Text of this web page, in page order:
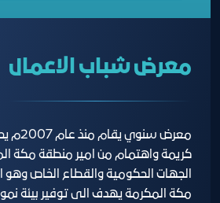
معرض شباب الاعمال
معرض سنوي
كريمة واهتمام من امير منطقة مكة
الجهات الحكومية والقطاع الخاص وهو
مكة المكرمة يهدف الى توفير بيئة